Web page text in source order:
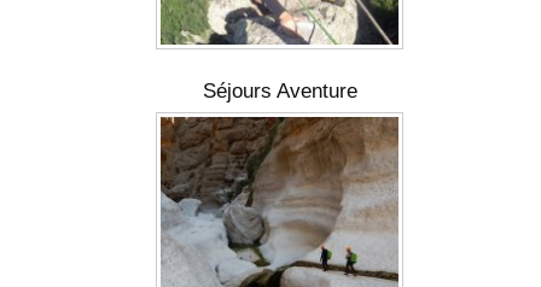
Séjours Aventure